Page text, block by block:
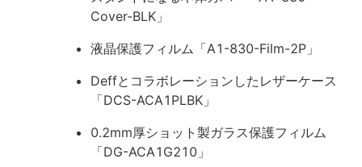
Cover-BLK」
液晶保護フィルム「A1-830-Film-2P」
Deffとコラボレーションしたレザーケース
「DCS-ACA1PLBK」
0.2mm厚ショット製ガラス保護フィルム
「DG-ACA1G210」